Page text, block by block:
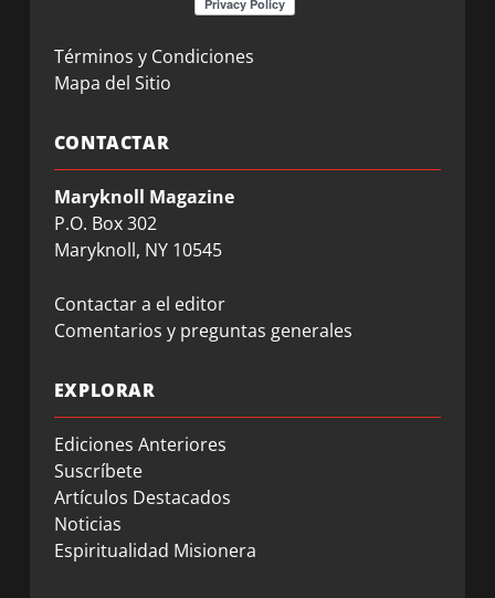
Términos y Condiciones
Mapa del Sitio
CONTACTAR
Maryknoll Magazine
P.O. Box 302
Maryknoll, NY 10545
Contactar a el editor
Comentarios y preguntas generales
EXPLORAR
Ediciones Anteriores
Suscríbete
Artículos Destacados
Noticias
Espiritualidad Misionera